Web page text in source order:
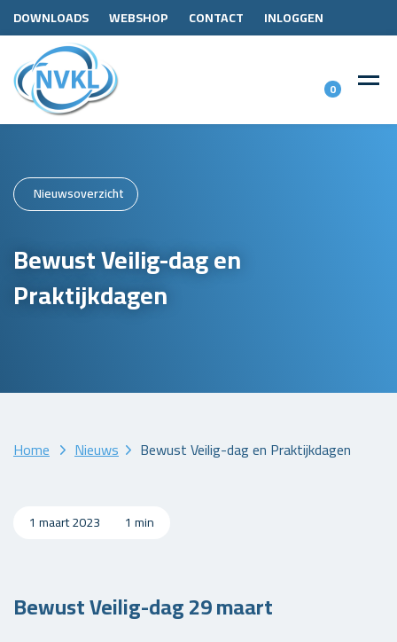
DOWNLOADS WEBSHOP CONTACT INLOGGEN
0
Nieuwsoverzicht
Bewust Veilig-dag en
Praktijkdagen
Home Nieuws Bewust Veilig-dag en Praktijkdagen
1 maart 2023 1 min
Bewust Veilig-dag 29 maart